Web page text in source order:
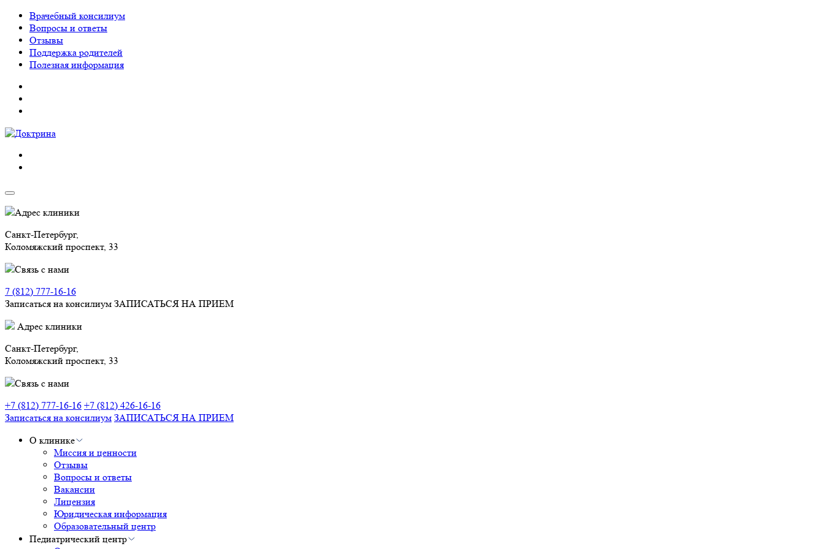
Врачебный консилиум
Вопросы и ответы
Отзывы
Поддержка родителей
Полезная информация
Адрес клиники
Санкт-Петербург,
Коломяжский проспект, 33
Связь с нами
7 (812) 777-16-16
Записаться на консилиум ЗАПИСАТЬСЯ НА ПРИЕМ
Адрес клиники
Санкт-Петербург,
Коломяжский проспект, 33
Связь с нами
+7 (812) 777-16-16 +7 (812) 426-16-16
Записаться на консилиум ЗАПИСАТЬСЯ НА ПРИЕМ
О клинике
Миссия и ценности
Отзывы
Вопросы и ответы
Вакансии
Лицензия
Юридическая информация
Образовательный центр
Педиатрический центр